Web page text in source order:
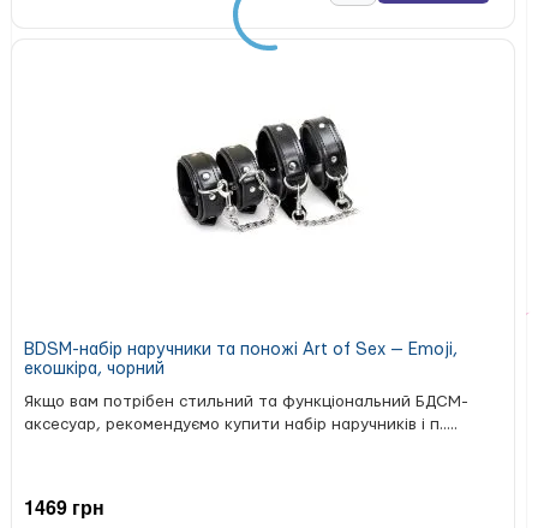
BDSM-набір наручники та поножі Art of Sex — Emoji,
екошкіра, чорний
Якщо вам потрібен стильний та функціональний БДСМ-
аксесуар, рекомендуємо купити набір наручників і п.....
1469 грн